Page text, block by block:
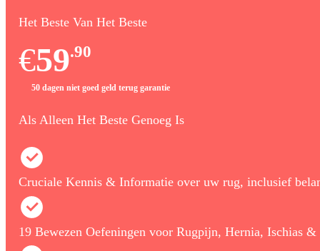
Het Beste Van Het Beste
€59.90
50 dagen niet goed geld terug garantie
Als Alleen Het Beste Genoeg Is
Cruciale Kennis & Informatie over uw rug, inclusief
19 Bewezen Oefeningen voor Rugpijn, Hernia, Ischias &